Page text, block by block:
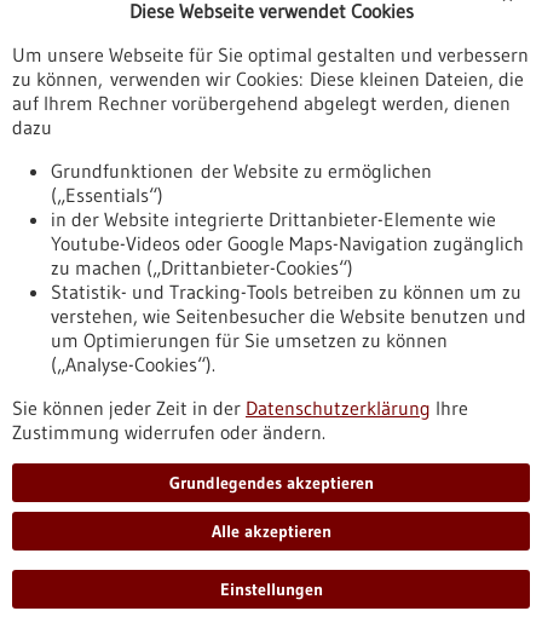
sekundäre Leukämien. Dieser Blutkrebs kann entstehen,
wenn Chemo- oder Strahlentherapien das Erbgut gesunder
Zellen schädigen. Ein Forschungsteam unter Ulmer Leitung
hat nun einen molekularen Schutzmechanismus gegen
solche Genomschäden entdeckt: Ein Peptid.
https://www.gesundheitsindustrie-
bw.de/fachbeitrag/pm/neuer-ansatz-gegen-
therapiebedingte-leukaemien-schutzmechanismus-gegen-
dna-schaeden-durch-chemotherapien-und-bestrahlung-
entdeck
Pressemitteilung - 01.06.2026
Medizinische Fakultäten der Universität
Heidelberg setzen erfolgreiches
Graduiertenkolleg auf dem Gebiet der
Immunologie fort
Exzellente Doktorandenausbildung geht in die zweite Runde:
DFG fördert die Weiterführung des Graduiertenkollegs 2727
„Checkpoints der angeborenen Immunität bei Krebs und
Gewebeschaden (InCheck)“ in Sprecherschaft der
Medizinischen Fakultät Mannheim mit rund 5,8 Millionen
Diese Webseite verwendet Cookies
Um unsere Webseite für Sie optimal gestalten und verbessern
zu können, verwenden wir Cookies: Diese kleinen Dateien, die
auf Ihrem Rechner vorübergehend abgelegt werden, dienen
dazu
Grundfunktionen der Website zu ermöglichen
(„Essentials“)
in der Website integrierte Drittanbieter-Elemente wie
Youtube-Videos oder Google Maps-Navigation zugänglich
zu machen („Drittanbieter-Cookies“)
Statistik- und Tracking-Tools betreiben zu können um zu
verstehen, wie Seitenbesucher die Website benutzen und
um Optimierungen für Sie umsetzen zu können
(„Analyse-Cookies“).
Sie können jeder Zeit in der Datenschutzerklärung Ihre
Zustimmung widerrufen oder ändern.
Grundlegendes akzeptieren
Alle akzeptieren
Einstellungen